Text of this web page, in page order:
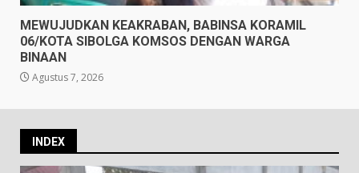
MEWUJUDKAN KEAKRABAN, BABINSA KORAMIL
06/KOTA SIBOLGA KOMSOS DENGAN WARGA
BINAAN
Agustus 7, 2026
INDEX